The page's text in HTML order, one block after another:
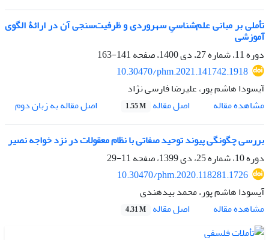
تأملی بر مبانی علم‌شناسیِ سهروردی و ظرفیت‌سنجی آن در ارائۀ الگوی
آموزشی
دوره 11، شماره 27، دی 1400، صفحه
141-163
10.30470/phm.2021.141742.1918
آیسودا هاشم پور، علیرضا فارسی نژاد
مشاهده مقاله
اصل مقاله 1.55 M
اصل مقاله به زبان دوم
بررسی چگونگی پیوند توحید صفاتی با نظام معقولات در نزد خواجه نصیر
دوره 10، شماره 25، دی 1399، صفحه
11-29
10.30470/phm.2020.118281.1726
آیسودا هاشم پور، محمد بیدهندی
مشاهده مقاله
اصل مقاله 4.31 M